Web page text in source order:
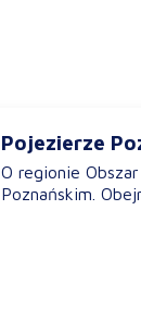
Pojezierze
O regionie
Poznańskim.